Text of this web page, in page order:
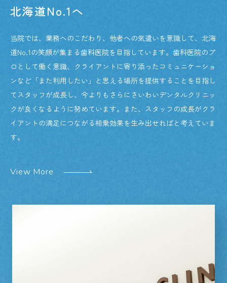
北海道No.1へ
当院では、業務へのこだわり、他者への気遣いを意識して、北海
道No.1の笑顔が集まる歯科医院を目指しています。歯科医院のプ
ロとして働く意識、クライアントに寄り添ったコミュニケーショ
ンなど「また利用したい」と思える場所を提供することを目指し
てスタッフが成長し、今よりもさらにさいわいデンタルクリニッ
クが良くなるように努めています。また、スタッフの成長がクラ
イアントの満足につながる相乗効果を生み出せればと考えていま
す。
View More